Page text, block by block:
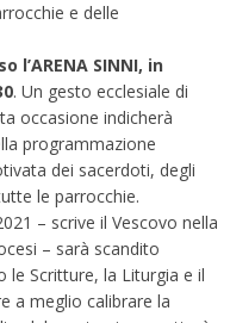
e delle
SINNI, in
. Un gesto ecclesiale di
occasione indicherà
programmazione
dei sacerdoti, degli
le parrocchie.
– scrive il Vescovo nella
– sarà scandito
le Scritture, la Liturgia e il
a meglio calibrare la